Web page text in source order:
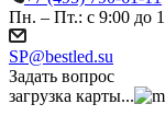
Пн. – Пт.: с 9:00 до
SP@bestled.su
Задать вопрос
загрузка карты...